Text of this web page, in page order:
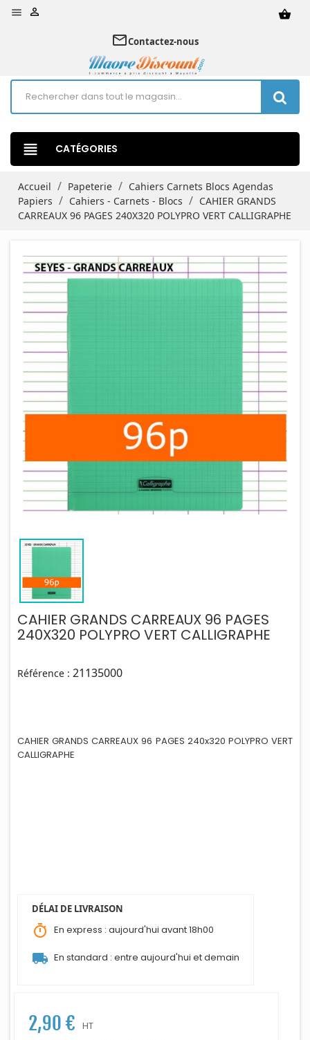
 shopping_basket

mail_outlineContactez-nous
view_headline CATÉGORIES
Accueil Papeterie
Cahiers Carnets Blocs Agendas
Papiers
Cahiers - Carnets - Blocs
CAHIER GRANDS
CARREAUX 96 PAGES 240X320 POLYPRO VERT CALLIGRAPHE
CAHIER GRANDS CARREAUX 96 PAGES
240X320 POLYPRO VERT CALLIGRAPHE
Référence : 21135000
CAHIER GRANDS CARREAUX 96 PAGES 240x320 POLYPRO VERT
CALLIGRAPHE
DÉLAI DE LIVRAISON
timer En express : aujourd'hui avant 18h00
local_shipping En standard : entre aujourd'hui et demain
2,90 € HT